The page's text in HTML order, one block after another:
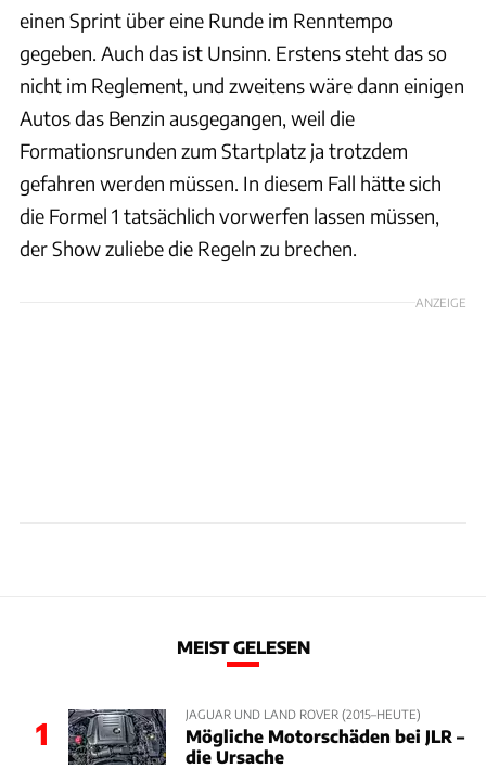
einen Sprint über eine Runde im Renntempo
gegeben. Auch das ist Unsinn. Erstens steht das so
nicht im Reglement, und zweitens wäre dann einigen
Autos das Benzin ausgegangen, weil die
Formationsrunden zum Startplatz ja trotzdem
gefahren werden müssen. In diesem Fall hätte sich
die Formel 1 tatsächlich vorwerfen lassen müssen,
der Show zuliebe die Regeln zu brechen.
ANZEIGE
MEIST GELESEN
1
JAGUAR UND LAND ROVER (2015–HEUTE)
Mögliche Motorschäden bei JLR –
die Ursache